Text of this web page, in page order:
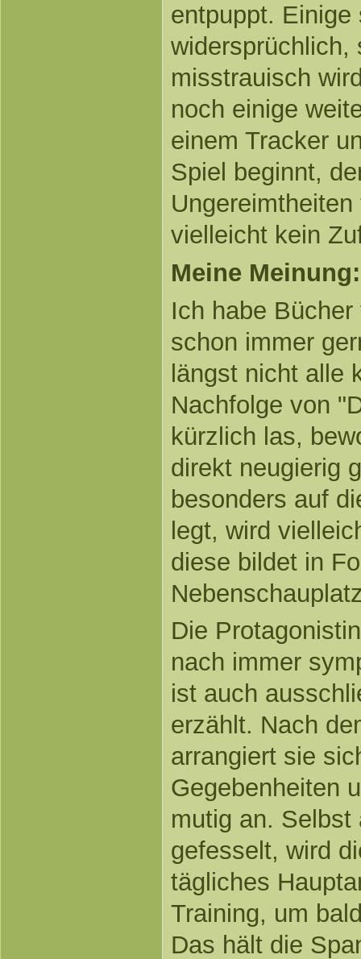
entpuppt. Einige
widersprüchlich,
misstrauisch
noch einige
einem Tracker
Spiel beginnt,
vielleicht kein
Meine Meinung:
Ich habe
schon immer
längst nicht alle
Nachfolge von
kürzlich las,
direkt neugierig
besonders auf
legt, wird
diese bildet in
Die
nach immer
ist auch
erzählt. Nach
arrangiert sie
Gegebenheiten
mutig an. Selbst
gefesselt, wird
tägliches
Training, um
Das hält die